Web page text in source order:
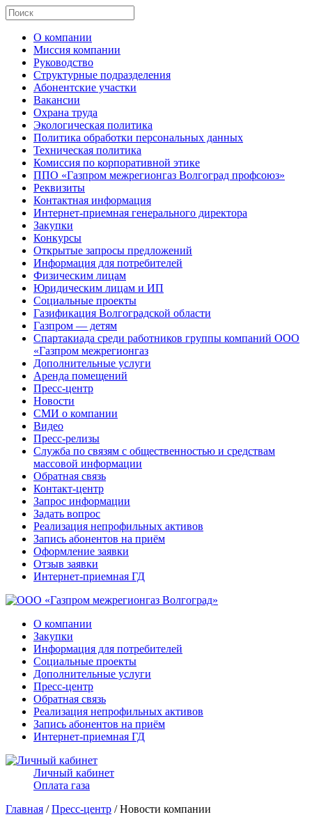
О компании
Миссия компании
Руководство
Структурные подразделения
Абонентские участки
Вакансии
Охрана труда
Экологическая политика
Политика обработки персональных данных
Техническая политика
Комиссия по корпоративной этике
ППО «Газпром межрегионгаз Волгоград профсоюз»
Реквизиты
Контактная информация
Интернет-приемная генерального директора
Закупки
Конкурсы
Открытые запросы предложений
Информация для потребителей
Физическим лицам
Юридическим лицам и ИП
Социальные проекты
Газификация Волгоградской области
Газпром — детям
Спартакиада среди работников группы компаний ООО
«Газпром межрегионгаз
Дополнительные услуги
Аренда помещений
Пресс-центр
Новости
СМИ о компании
Видео
Пресс-релизы
Служба по связям с общественностью и средствам
массовой информации
Обратная связь
Контакт-центр
Запрос информации
Задать вопрос
Реализация непрофильных активов
Запись абонентов на приём
Оформление заявки
Отзыв заявки
Интернет-приемная ГД
О компании
Закупки
Информация для потребителей
Социальные проекты
Дополнительные услуги
Пресс-центр
Обратная связь
Реализация непрофильных активов
Запись абонентов на приём
Интернет-приемная ГД
Личный кабинет
Оплата газа
Главная /Пресс-центр / Новости компании